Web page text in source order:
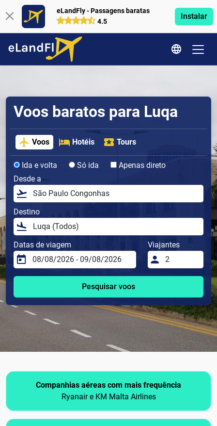
eLandFly - Passagens baratas
4.5
Instalar
Voos baratos para Luqa
Voos Hotéis Tours
Ida e volta Só ida
Apenas direto
Desde a
Destino
Datas de viagem Viajantes
Pesquisar voos
Companhias aéreas com mais frequência
Ryanair e KM Malta Airlines